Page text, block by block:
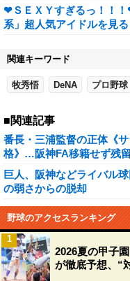
❤ＳＥＸＹすぎるっ！！
系」超人気アイドルを見る
関連キーワード
牧秀悟 DeNA プロ野球
■関連記事
番長・三浦監督の正体《
格》…阪神FA移籍せず残
巨人、阪神などライバル
の弱さからの脱却
野球のアクセスランキング
2026夏の甲子
が徹底予想、“
1